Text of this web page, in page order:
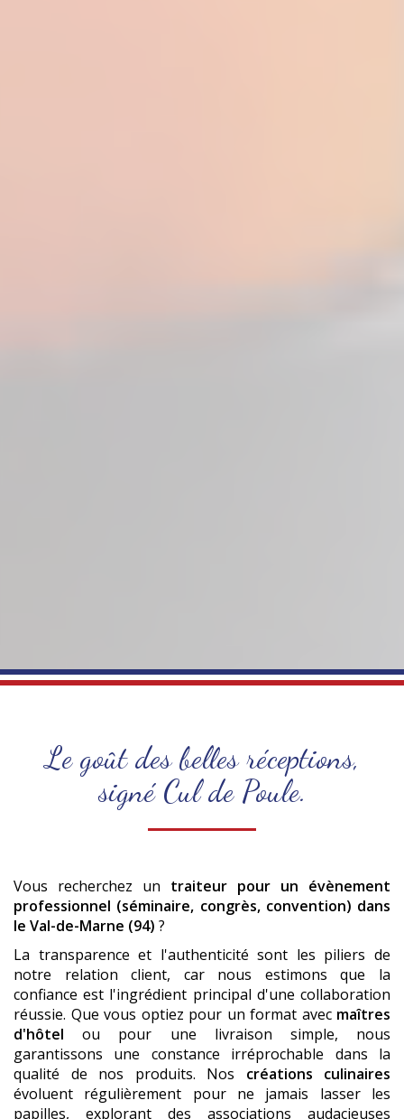
Le goût des belles réceptions,
signé Cul de Poule.
Vous recherchez un traiteur pour un évènement
professionnel (séminaire, congrès, convention) dans
le Val-de-Marne (94) ?
La transparence et l'authenticité sont les piliers de
notre relation client, car nous estimons que la
confiance est l'ingrédient principal d'une collaboration
réussie. Que vous optiez pour un format avec maîtres
d'hôtel ou pour une livraison simple, nous
garantissons une constance irréprochable dans la
qualité de nos produits. Nos créations culinaires
évoluent régulièrement pour ne jamais lasser les
papilles, explorant des associations audacieuses